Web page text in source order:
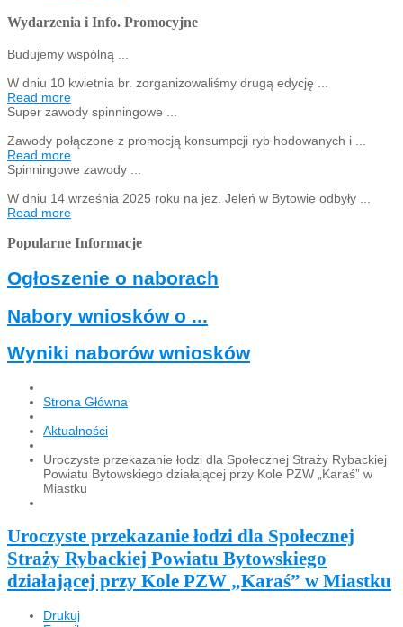
Wydarzenia i Info. Promocyjne
Budujemy wspólną ...
W dniu 10 kwietnia br. zorganizowaliśmy drugą edycję ...
Read more
Super zawody spinningowe ...
Zawody połączone z promocją konsumpcji ryb hodowanych i ...
Read more
Spinningowe zawody ...
W dniu 14 września 2025 roku na jez. Jeleń w Bytowie odbyły ...
Read more
Popularne Informacje
Ogłoszenie o naborach
Nabory wniosków o ...
Wyniki naborów wniosków
Strona Główna
Aktualności
Uroczyste przekazanie łodzi dla Społecznej Straży Rybackiej
Powiatu Bytowskiego działającej przy Kole PZW „Karaś” w
Miastku
Uroczyste przekazanie łodzi dla Społecznej
Straży Rybackiej Powiatu Bytowskiego
działającej przy Kole PZW „Karaś” w Miastku
Drukuj